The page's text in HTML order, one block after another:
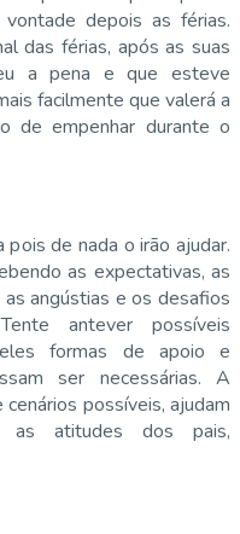
depois as férias.
das férias, após as suas
a pena e que esteve
facilmente que valerá a
de empenhar durante o
de nada o irão ajudar.
as expectativas, as
angústias e os desafios
antever possíveis
formas de apoio e
ser necessárias. A
cenários possíveis, ajudam
as atitudes dos pais,